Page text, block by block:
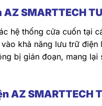
SMARTTECH
hệ thống cửa cuốn tại
khả năng lưu trữ điện
bị gián đoạn, mang
AZ SMARTTECH